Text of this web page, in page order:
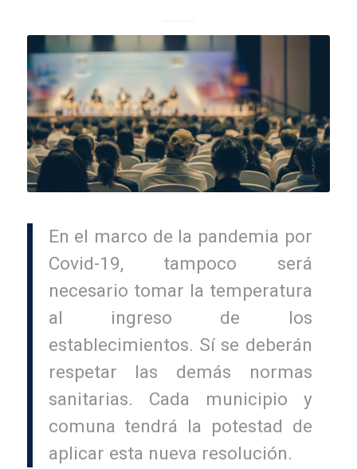
En el marco de la pandemia por
Covid-19, tampoco será
necesario tomar la temperatura
al ingreso de los
establecimientos. Sí se deberán
respetar las demás normas
sanitarias. Cada municipio y
comuna tendrá la potestad de
aplicar esta nueva resolución.